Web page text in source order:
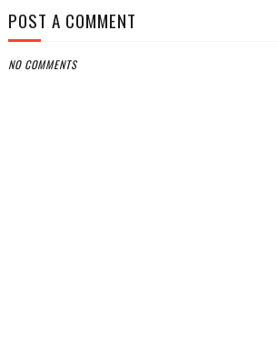
POST A COMMENT
NO COMMENTS